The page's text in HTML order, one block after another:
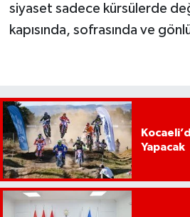
siyaset sadece kürsülerde
kapısında, sofrasında ve
Yapacak